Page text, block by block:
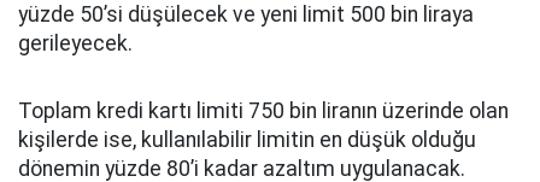
yüzde 50’si düşülecek ve yeni limit 500 bin liraya
gerileyecek.
Toplam kredi kartı limiti 750 bin liranın üzerinde olan
kişilerde ise, kullanılabilir limitin en düşük olduğu
dönemin yüzde 80’i kadar azaltım uygulanacak.